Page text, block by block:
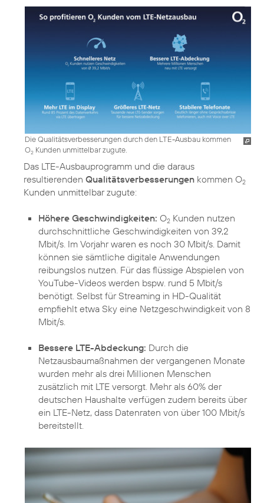
Die Qualitätsverbesserungen durch den LTE-Ausbau kommen
O2 Kunden unmittelbar zugute.
Das LTE-Ausbauprogramm und die daraus
resultierenden Qualitätsverbesserungen kommen O2
Kunden unmittelbar zugute:
Höhere Geschwindigkeiten: O2 Kunden nutzen
durchschnittliche Geschwindigkeiten von 39,2
Mbit/s. Im Vorjahr waren es noch 30 Mbit/s. Damit
können sie sämtliche digitale Anwendungen
reibungslos nutzen. Für das flüssige Abspielen von
YouTube-Videos werden bspw. rund 5 Mbit/s
benötigt. Selbst für Streaming in HD-Qualität
empfiehlt etwa Sky eine Netzgeschwindigkeit von 8
Mbit/s.
Bessere LTE-Abdeckung: Durch die
Netzausbaumaßnahmen der vergangenen Monate
wurden mehr als drei Millionen Menschen
zusätzlich mit LTE versorgt. Mehr als 60% der
deutschen Haushalte verfügen zudem bereits über
ein LTE-Netz, dass Datenraten von über 100 Mbit/s
bereitstellt.